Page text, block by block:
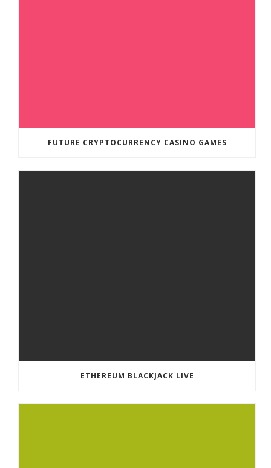
FUTURE CRYPTOCURRENCY CASINO GAMES
ETHEREUM BLACKJACK LIVE